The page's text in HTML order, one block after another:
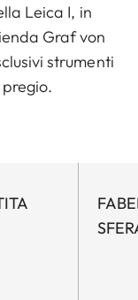
Leica I, in
Graf von
strumenti